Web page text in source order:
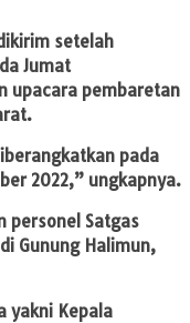
setelah
Jumat
pembaretan
pada
2022,” ungkapnya.
personel Satgas
Gunung Halimun,
yakni Kepala